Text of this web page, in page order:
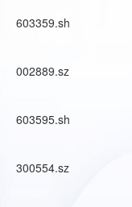
603359.sh
002889.sz
603595.sh
300554.sz